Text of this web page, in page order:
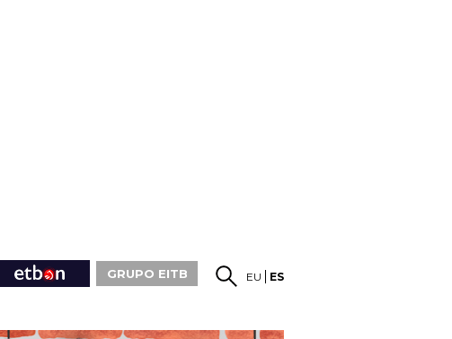
GRUPO EITB EU ES